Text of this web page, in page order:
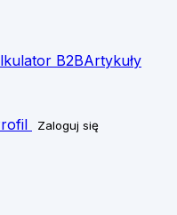
B2BArtykuły
Zaloguj się